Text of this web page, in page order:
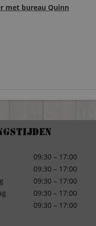
met bureau Quinn
09:30 – 17:00
09:30 – 17:00
09:30 – 17:00
09:30 – 17:00
09:30 – 17:00